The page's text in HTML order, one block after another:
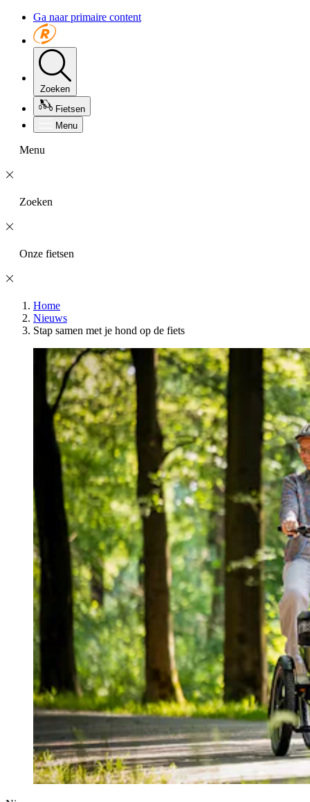
Ga naar primaire content
Zoeken
Fietsen
Menu
Menu
Zoeken
Onze fietsen
Home
Nieuws
Stap samen met je hond op de fiets